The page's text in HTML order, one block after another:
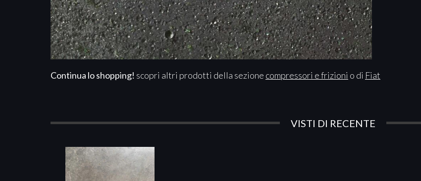
Continua lo shopping! scopri altri prodotti della sezione compressori e frizioni o di Fiat
VISTI DI RECENTE